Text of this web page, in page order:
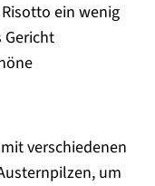
ein wenig
Gericht
verschiedenen
um